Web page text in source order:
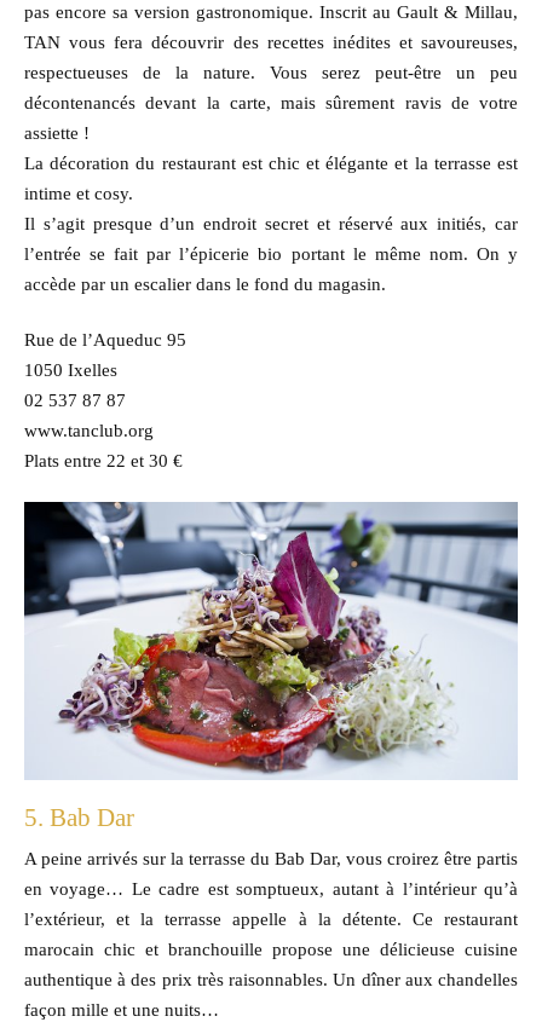
pas encore sa version gastronomique. Inscrit au Gault & Millau,
TAN vous fera découvrir des recettes inédites et savoureuses,
respectueuses de la nature. Vous serez peut-être un peu
décontenancés devant la carte, mais sûrement ravis de votre
assiette !
La décoration du restaurant est chic et élégante et la terrasse est
intime et cosy.
Il s’agit presque d’un endroit secret et réservé aux initiés, car
l’entrée se fait par l’épicerie bio portant le même nom. On y
accède par un escalier dans le fond du magasin.
Rue de l’Aqueduc 95
1050 Ixelles
02 537 87 87
www.tanclub.org
Plats entre 22 et 30 €
5. Bab Dar
A peine arrivés sur la terrasse du Bab Dar, vous croirez être partis
en voyage… Le cadre est somptueux, autant à l’intérieur qu’à
l’extérieur, et la terrasse appelle à la détente. Ce restaurant
marocain chic et branchouille propose une délicieuse cuisine
authentique à des prix très raisonnables. Un dîner aux chandelles
façon mille et une nuits…